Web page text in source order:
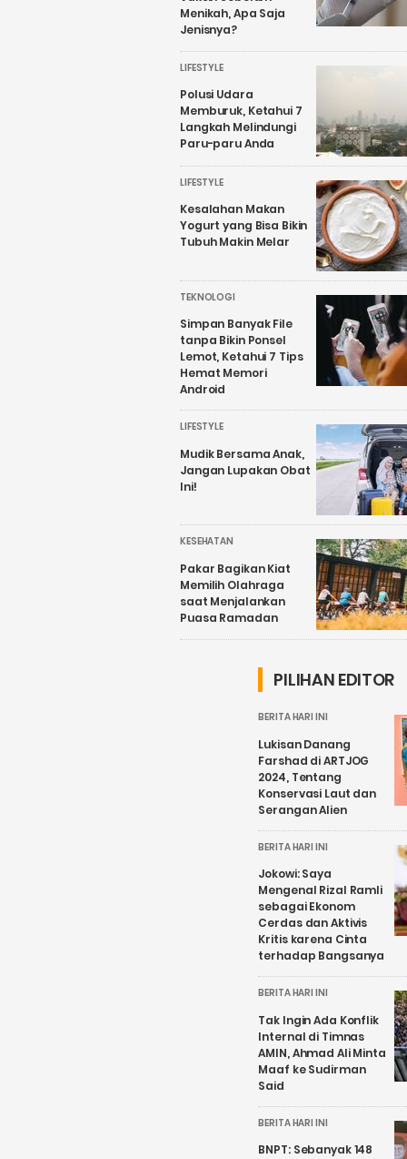
Menikah, Apa Saja
Jenisnya?
LIFESTYLE
Polusi Udara
Memburuk, Ketahui 7
Langkah Melindungi
Paru-paru Anda
LIFESTYLE
Kesalahan Makan
Yogurt yang Bisa Bikin
Tubuh Makin Melar
TEKNOLOGI
Simpan Banyak File
tanpa Bikin Ponsel
Lemot, Ketahui 7 Tips
Hemat Memori
Android
LIFESTYLE
Mudik Bersama Anak,
Jangan Lupakan Obat
Ini!
KESEHATAN
Pakar Bagikan Kiat
Memilih Olahraga
saat Menjalankan
Puasa Ramadan
PILIHAN EDITOR
BERITA HARI INI
Lukisan Danang
Farshad di ARTJOG
2024, Tentang
Konservasi Laut dan
Serangan Alien
BERITA HARI INI
Jokowi: Saya
Mengenal Rizal Ramli
sebagai Ekonom
Cerdas dan Aktivis
Kritis karena Cinta
terhadap Bangsanya
BERITA HARI INI
Tak Ingin Ada Konflik
Internal di Timnas
AMIN, Ahmad Ali Minta
Maaf ke Sudirman
Said
BERITA HARI INI
BNPT: Sebanyak 148